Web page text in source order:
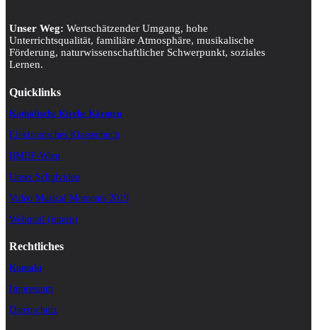
Unser Weg: Wertschätzender Umgang, hohe
Unterrichtsqualität, familiäre Atmosphäre, musikalische
Förderung, naturwissenschaftlicher Schwerpunkt, soziales
Lernen.
Quicklinks
Katholische Kirche Kärnten
Elektronisches Klassenbuch
BMBF-Wien
Unser Schulvideo
Video Musical Moments 2019
Webmail (intern)
Rechtliches
Kontakt
Impressum
Datenschutz